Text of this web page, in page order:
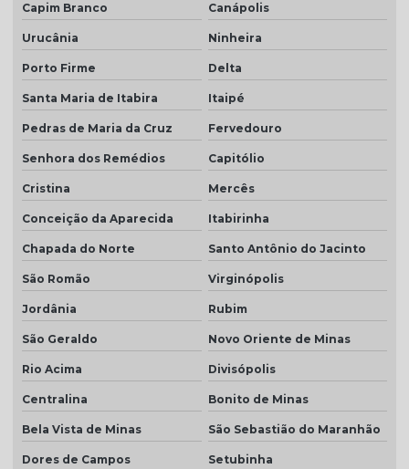
Capim Branco Canápolis
Urucânia Ninheira
Porto Firme Delta
Santa Maria de Itabira Itaipé
Pedras de Maria da Cruz Fervedouro
Senhora dos Remédios Capitólio
Cristina Mercês
Conceição da Aparecida Itabirinha
Chapada do Norte Santo Antônio do Jacinto
São Romão Virginópolis
Jordânia Rubim
São Geraldo Novo Oriente de Minas
Rio Acima Divisópolis
Centralina Bonito de Minas
Bela Vista de Minas São Sebastião do Maranhão
Dores de Campos Setubinha